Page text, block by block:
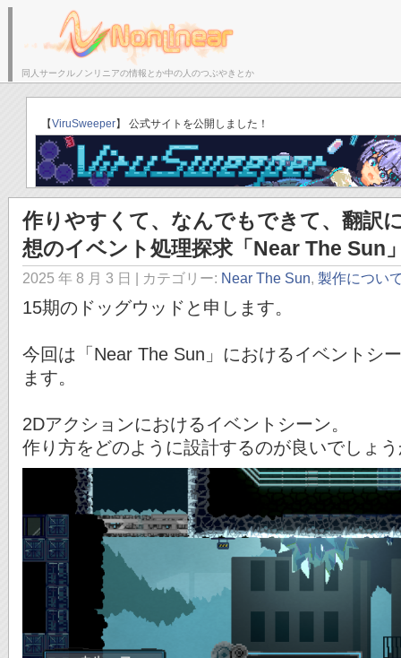
同人サークルノンリニアの情報とか中の人のつぶやきとか
【ViruSweeper】 公式サイトを公開しました！
作りやすくて、なんでもできて、翻
想のイベント処理探求「Near The Sun
2025 年 8 月 3 日 | カテゴリー: Near The Sun, 製作につい
15期のドッグウッドと申します。
今回は「Near The Sun」におけるイベントシ
ます。
2Dアクションにおけるイベントシーン。
作り方をどのように設計するのが良いでしょ